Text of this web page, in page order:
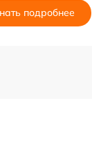
подробнее